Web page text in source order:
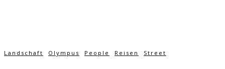
Landschaft Olympus People Reisen Street